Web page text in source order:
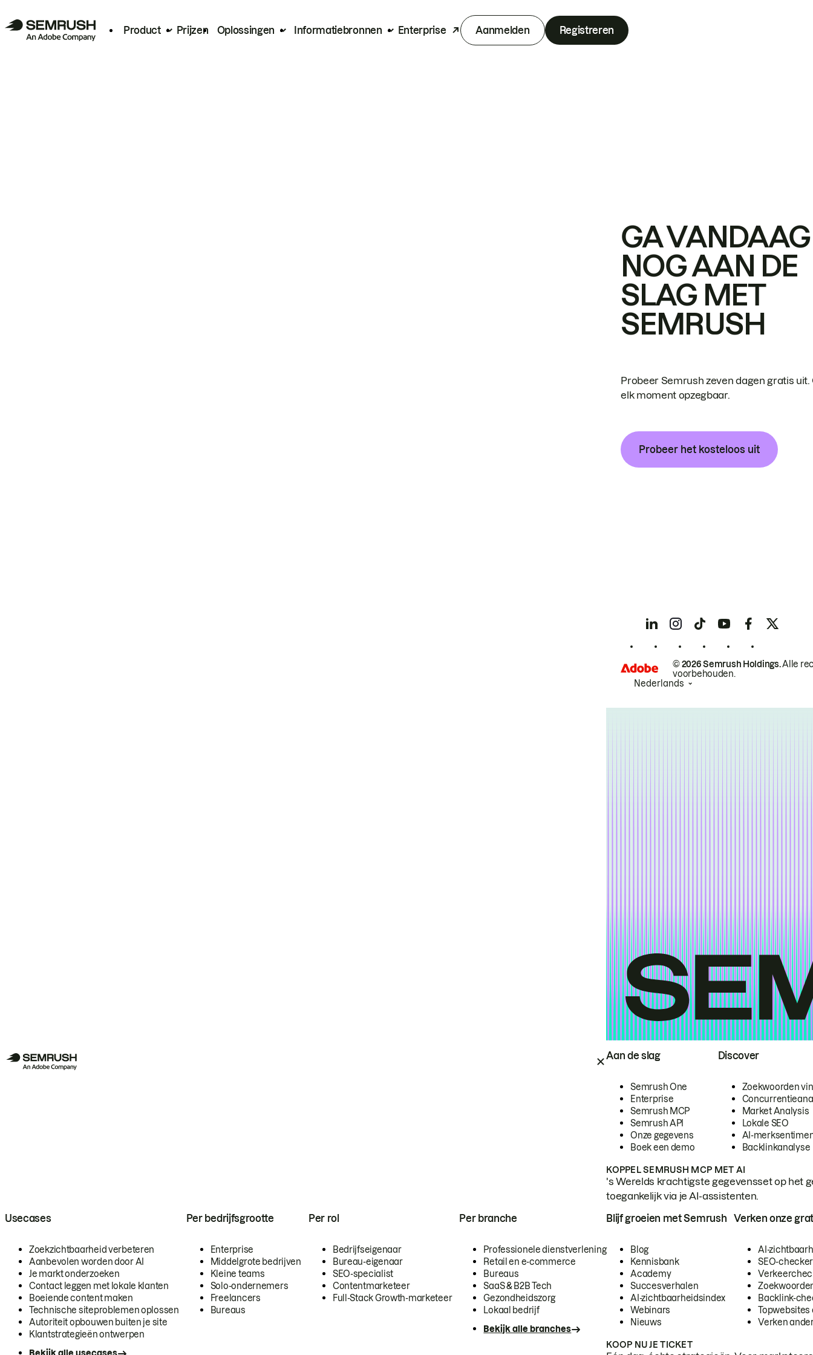
Product Prijzen Oplossingen Informatiebronnen Enterprise Aanmelden Registreren
Aan de slag
Semrush One
Enterprise
Semrush MCP
Semrush API
Onze gegevens
Boek een demo
Discover
Zoekwoorden
Market Analysis
Lokale SEO
AI-
Backlinkanalyse
KOPPEL SEMRUSH MCP MET AI
's Werelds krachtigste gegevensset op het
toegankelijk via je AI-assistenten.
Usecases
Zoekzichtbaarheid verbeteren
Aanbevolen worden door AI
Je markt onderzoeken
Contact leggen met lokale klanten
Boeiende content maken
Technische siteproblemen oplossen
Autoriteit opbouwen buiten je site
Klantstrategieën ontwerpen
Per bedrijfsgrootte
Enterprise
Middelgrote bedrijven
Kleine teams
Solo-ondernemers
Freelancers
Bureaus
Per rol
Bedrijfseigenaar
Bureau-eigenaar
SEO-specialist
Contentmarketeer
Full-Stack Growth-marketeer
Per branche
Professionele dienstverlening
Retail en e-commerce
Bureaus
SaaS & B2B Tech
Gezondheidszorg
Lokaal bedrijf
Bekijk alle branches
Blijf groeien met Semrush
Blog
Kennisbank
Academy
Succesverhalen
AI-zichtbaarheidsindex
Webinars
Nieuws
Verken onze
AI-
SEO-checker
Backlink-
Topwebsites
Verken
KOOP NU JE TICKET
GA VANDAAG
NOG AAN DE
SLAG MET
SEMRUSH
Probeer Semrush zeven dagen gratis uit.
elk moment opzegbaar.
Probeer het kosteloos uit
© 2026 Semrush Holdings.Alle
voorbehouden.
Nederlands